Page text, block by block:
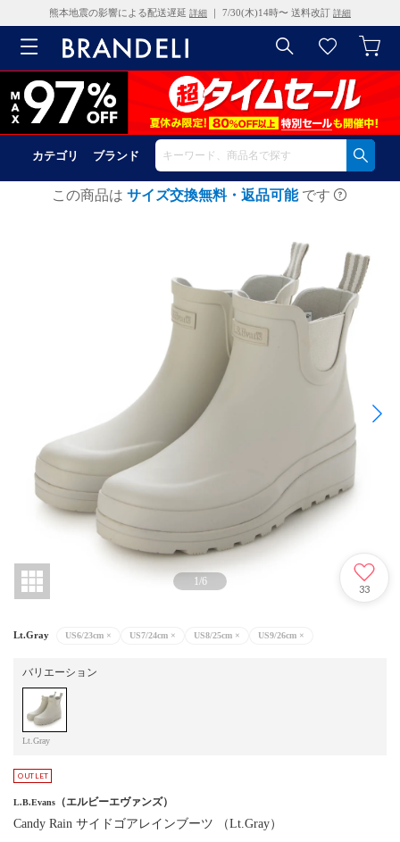
熊本地震の影響による配送遅延 詳細 ｜ 7/30(木)14時〜 送料改訂 詳細
カテゴリ ブランド
この商品は サイズ交換無料・返品可能 です
1/6
33
Lt.Gray US6/23cm × US7/24cm × US8/25cm × US9/26cm ×
バリエーション
Lt.Gray
L.B.Evans （エルビーエヴァンズ）
Candy Rain サイドゴアレインブーツ （Lt.Gray）